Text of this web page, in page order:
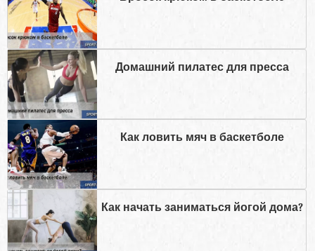
Домашний пилатес для пресса
Как ловить мяч в баскетболе
Как начать заниматься йогой дома?